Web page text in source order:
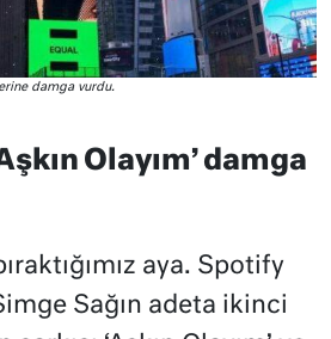
damga vurdu.
Olayım’ damga
aya. Spotify
Sağın adeta ikinci